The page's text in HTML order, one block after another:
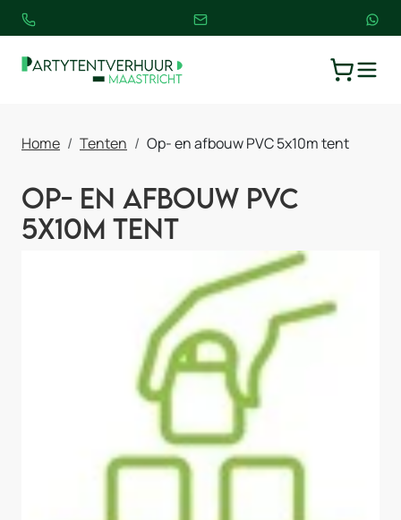
Home Tenten Op- en afbouw PVC 5x10m tent
Op- en afbouw PVC
5x10m tent